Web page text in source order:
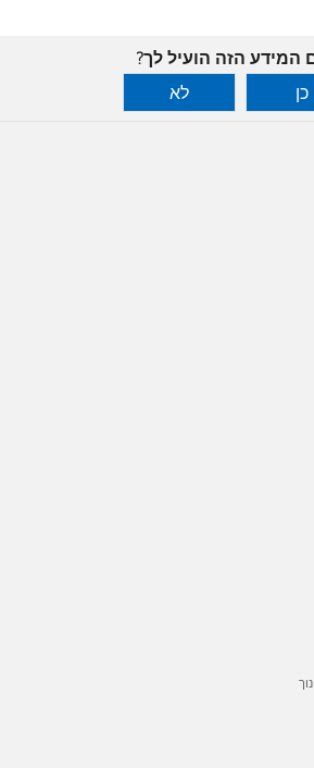
המידע הזה הועיל לך?
כן
לא